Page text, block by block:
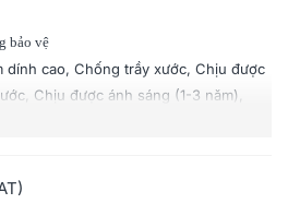
bảo vệ
dính cao, Chống trầy xước, Chịu được
Chịu được ánh sáng (1-3 năm),
- 200 độ C)